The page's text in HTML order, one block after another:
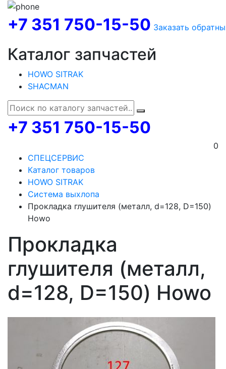
+7 351 750-15-50 Заказать
Каталог запчастей
HOWO SITRAK
SHACMAN
+7 351 750-15-50
0
СПЕЦСЕРВИС
Каталог товаров
HOWO SITRAK
Система выхлопа
Прокладка глушителя (металл, d=128, D=150)
Howo
Прокладка
глушителя (металл,
d=128, D=150) Howo